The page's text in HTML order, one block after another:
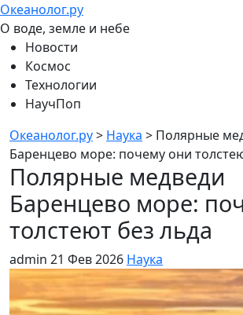
Океанолог.ру
О воде, земле и небе
Новости
Космос
Технологии
НаучПоп
Океанолог.ру> Наука > Полярные
Баренцево море: почему они
Полярные медведи
Баренцево море:
толстеют без льда
admin 21 Фев 2026 Наука